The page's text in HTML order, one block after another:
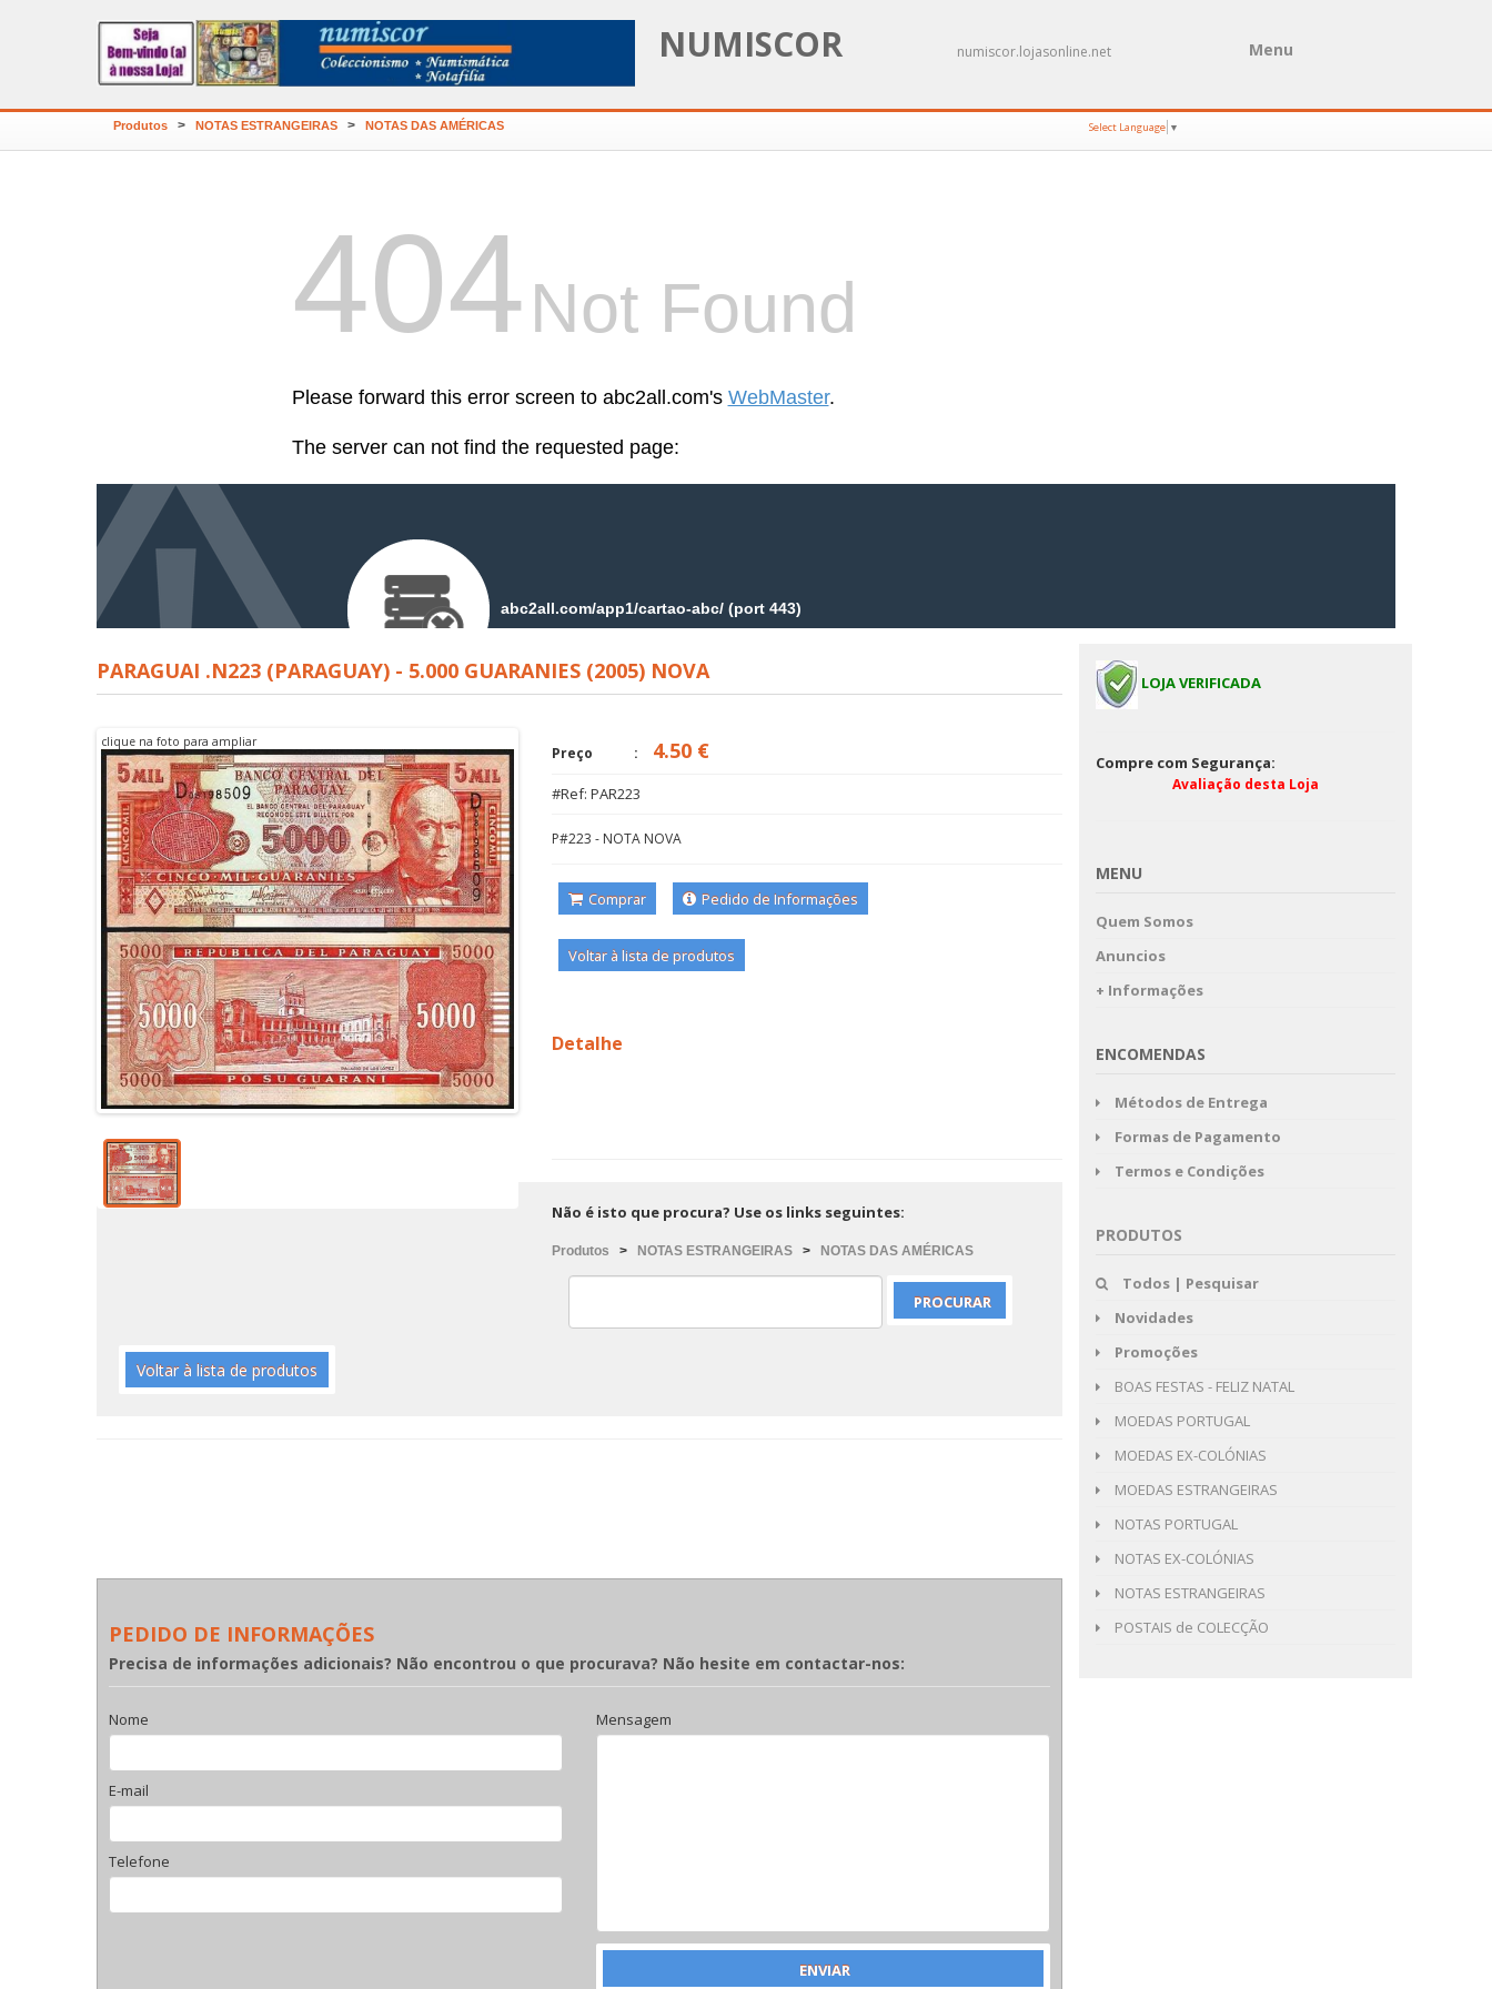
NUMISCOR numiscor.lojasonline.net Menu
Produtos > NOTAS ESTRANGEIRAS > NOTAS DAS AMÉRICAS Select Language ▼
PARAGUAI .N223 (PARAGUAY) - 5.000 GUARANIES (2005) NOVA
clique na foto para ampliar
Preço 4.50 €
#Ref: PAR223
P#223 - NOTA NOVA
Comprar Pedido de Informações
Voltar à lista de produtos
Detalhe
Não é isto que procura? Use os links seguintes:
Produtos > NOTAS ESTRANGEIRAS > NOTAS DAS AMÉRICAS
Voltar à lista de produtos
PEDIDO DE INFORMAÇÕES
Precisa de informações adicionais? Não encontrou o que procurava? Não hesite em contactar-nos:
Nome
E-mail
Telefone
Mensagem
LOJA VERIFICADA
Compre com Segurança:
Avaliação desta Loja
MENU
Quem Somos
Anuncios
+ Informações
ENCOMENDAS
Métodos de Entrega
Formas de Pagamento
Termos e Condições
PRODUTOS
Todos | Pesquisar
Novidades
Promoções
BOAS FESTAS - FELIZ NATAL
MOEDAS PORTUGAL
MOEDAS EX-COLÓNIAS
MOEDAS ESTRANGEIRAS
NOTAS PORTUGAL
NOTAS EX-COLÓNIAS
NOTAS ESTRANGEIRAS
POSTAIS de COLECÇÃO